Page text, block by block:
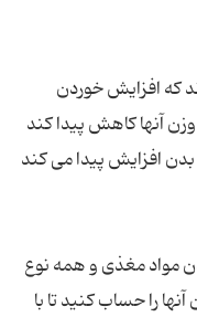
که افزایش خوردن
آنها کاهش پیدا کند
افزایش پیدا می کند
مواد مغذی و همه نوع
را حساب کنید تا با